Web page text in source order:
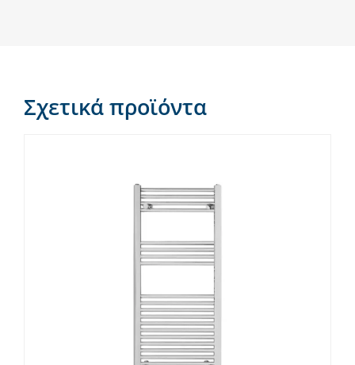
Σχετικά προϊόντα